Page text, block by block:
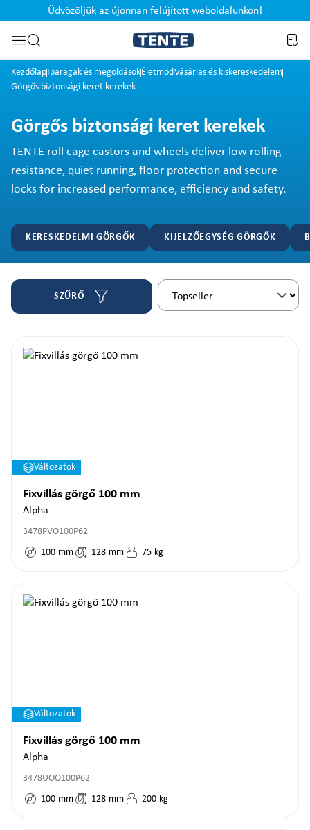
Ugrás a kereséshez
Üdvözöljük az újonnan felújított weboldalunkon!
KezdőlapIparágak és megoldásokÉletmódVásárlás és kiskereskedelem
Görgős biztonsági keret kerekek
Görgős biztonsági keret kerekek
TENTE roll cage castors and wheels deliver low rolling
resistance, quiet running, floor protection and secure
locks for increased performance, efficiency and safety.
KERESKEDELMI GÖRGŐK KIJELZŐEGYSÉG GÖRGŐK
SZŰRŐ
Változatok
Fixvillás görgő 100 mm
Alpha
3478PVO100P62
100 mm 128 mm 75 kg
Változatok
Fixvillás görgő 100 mm
Alpha
3478UOO100P62
100 mm 128 mm 200 kg